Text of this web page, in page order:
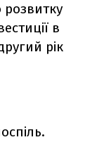
розвитку
в
рік